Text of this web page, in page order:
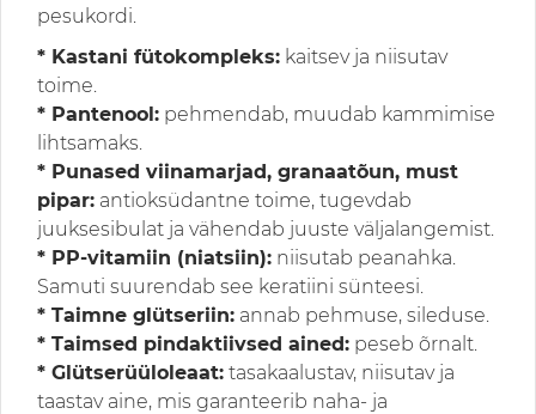
pesukordi.
* Kastani fütokompleks: kaitsev ja niisutav
toime.
* Pantenool: pehmendab, muudab kammimise
lihtsamaks.
* Punased viinamarjad, granaatõun, must
pipar: antioksüdantne toime, tugevdab
juuksesibulat ja vähendab juuste väljalangemist.
* PP-vitamiin (niatsiin): niisutab peanahka.
Samuti suurendab see keratiini sünteesi.
* Taimne glütseriin: annab pehmuse, sileduse.
* Taimsed pindaktiivsed ained: peseb õrnalt.
* Glütserüüloleaat: tasakaalustav, niisutav ja
taastav aine, mis garanteerib naha- ja